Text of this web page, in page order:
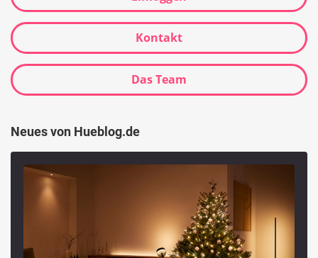
Kontakt
Das Team
Neues von Hueblog.de